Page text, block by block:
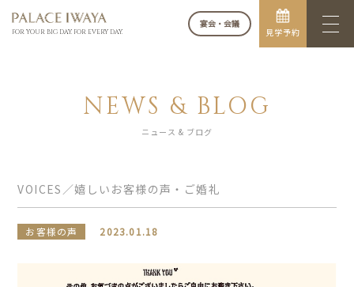
FOR YOUR BIG DAY. FOR EVERY DAY.
宴会・会議
見学予約
NEWS & BLOG
ニュース & ブログ
VOICES／嬉しいお客様の声・ご婚礼
お客様の声 2023.01.18